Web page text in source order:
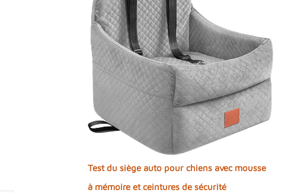
Test du siège auto pour chiens avec mousse
à mémoire et ceintures de sécurité